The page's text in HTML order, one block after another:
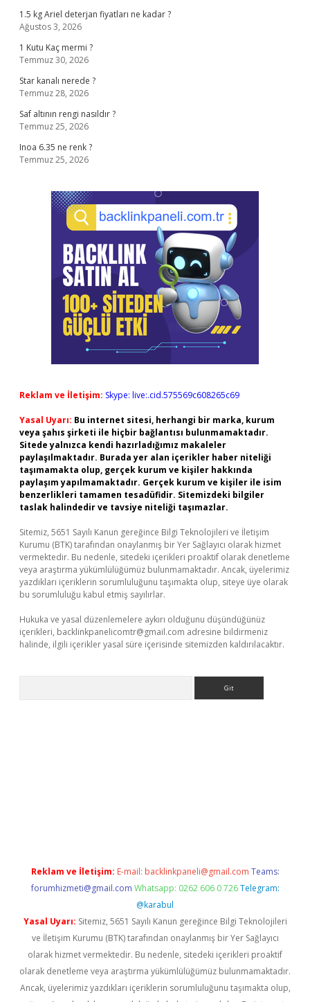
1.5 kg Ariel deterjan fiyatları ne kadar ?
Ağustos 3, 2026
1 Kutu Kaç mermi ?
Temmuz 30, 2026
Star kanalı nerede ?
Temmuz 28, 2026
Saf altının rengi nasıldır ?
Temmuz 25, 2026
Inoa 6.35 ne renk ?
Temmuz 25, 2026
Reklam ve İletişim: Skype: live:.cid.575569c608265c69
Yasal Uyarı: Bu internet sitesi, herhangi bir marka, kurum
veya şahıs şirketi ile hiçbir bağlantısı bulunmamaktadır.
Sitede yalnızca kendi hazırladığımız makaleler
paylaşılmaktadır. Burada yer alan içerikler haber niteliği
taşımamakta olup, gerçek kurum ve kişiler hakkında
paylaşım yapılmamaktadır. Gerçek kurum ve kişiler ile isim
benzerlikleri tamamen tesadüfidir. Sitemizdeki bilgiler
taslak halindedir ve tavsiye niteliği taşımazlar.
Sitemiz, 5651 Sayılı Kanun gereğince Bilgi Teknolojileri ve İletişim
Kurumu (BTK) tarafından onaylanmış bir Yer Sağlayıcı olarak hizmet
vermektedir. Bu nedenle, sitedeki içerikleri proaktif olarak denetleme
veya araştırma yükümlülüğümüz bulunmamaktadır. Ancak, üyelerimiz
yazdıkları içeriklerin sorumluluğunu taşımakta olup, siteye üye olarak
bu sorumluluğu kabul etmiş sayılırlar.
Hukuka ve yasal düzenlemelere aykırı olduğunu düşündüğünüz
içerikleri, backlinkpanelicomtr@gmail.com adresine bildirmeniz
halinde, ilgili içerikler yasal süre içerisinde sitemizden kaldırılacaktır.
Reklam ve İletişim: E-mail: backlinkpaneli@gmail.com Teams:
forumhizmeti@gmail.com Whatsapp: 0262 606 0 726 Telegram:
@karabul
Yasal Uyarı: Sitemiz, 5651 Sayılı Kanun gereğince Bilgi Teknolojileri
ve İletişim Kurumu (BTK) tarafından onaylanmış bir Yer Sağlayıcı
olarak hizmet vermektedir. Bu nedenle, sitedeki içerikleri proaktif
olarak denetleme veya araştırma yükümlülüğümüz bulunmamaktadır.
Ancak, üyelerimiz yazdıkları içeriklerin sorumluluğunu taşımakta olup,